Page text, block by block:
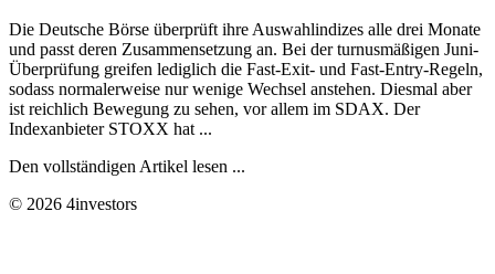
Die Deutsche Börse überprüft ihre Auswahlindizes alle drei Monate
und passt deren Zusammensetzung an. Bei der turnusmäßigen Juni-
Überprüfung greifen lediglich die Fast-Exit- und Fast-Entry-Regeln,
sodass normalerweise nur wenige Wechsel anstehen. Diesmal aber
ist reichlich Bewegung zu sehen, vor allem im SDAX. Der
Indexanbieter STOXX hat ...
Den vollständigen Artikel lesen ...
© 2026 4investors